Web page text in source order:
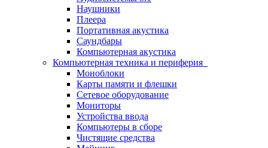
Наушники
Плеера
Портативная акустика
Саундбары
Компьютерная акустика
Компьютерная техника и периферия
Моноблоки
Карты памяти и флешки
Сетевое оборудование
Мониторы
Устройства ввода
Компьютеры в сборе
Чистящие средства